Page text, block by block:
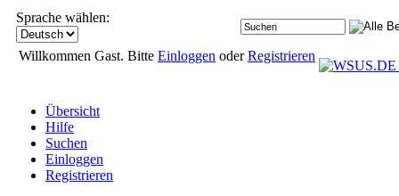
Sprache wählen:
Willkommen Gast. Bitte Einloggen oderRegistrieren
Übersicht
Hilfe
Suchen
Einloggen
Registrieren